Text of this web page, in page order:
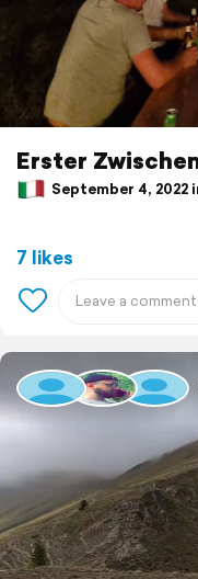
Erster
September 4, 2022
7 likes